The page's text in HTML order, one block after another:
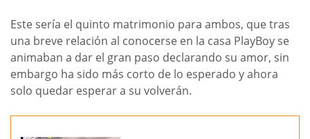
Este sería el quinto matrimonio para ambos, que tras
una breve relación al conocerse en la casa PlayBoy se
animaban a dar el gran paso declarando su amor, sin
embargo ha sido más corto de lo esperado y ahora
solo quedar esperar a su volverán.